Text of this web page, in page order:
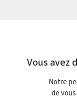
Vous avez
Notre
de